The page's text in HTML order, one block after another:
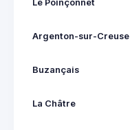
Le Poinçonnet
Argenton-sur-Creuse
Buzançais
La Châtre